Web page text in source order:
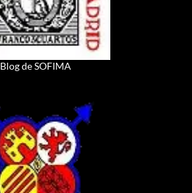
Blog de SOFIMA